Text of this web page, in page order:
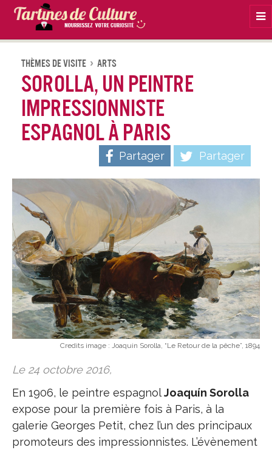
Thèmes De Visite Arts
Sorolla, un peintre
impressionniste
espagnol à Paris
Partager Partager
Credits image : Joaquin Sorolla, “Le Retour de la pêche”, 1894
Le 24 octobre 2016,
En 1906, le peintre espagnolJoaquín Sorolla
expose pour la première fois à Paris, à la
galerie Georges Petit, chez l’un des principaux
promoteurs des impressionnistes. L’évènement